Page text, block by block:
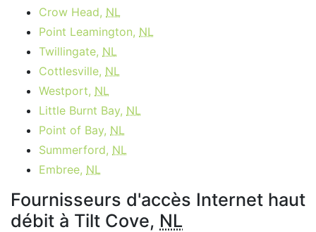
Crow Head, NL
Point Leamington, NL
Twillingate, NL
Cottlesville, NL
Westport, NL
Little Burnt Bay, NL
Point of Bay, NL
Summerford, NL
Embree, NL
Fournisseurs d'accès Internet haut
débit à Tilt Cove, NL